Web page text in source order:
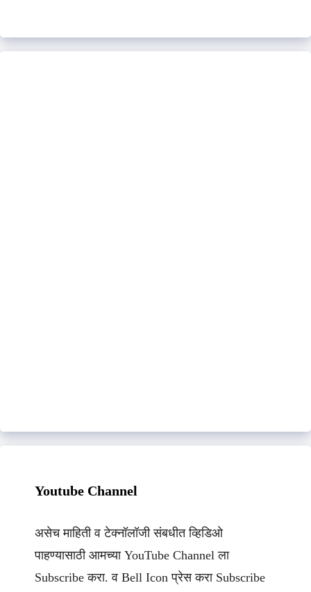
Youtube Channel
असेच माहिती व टेक्नॉलॉजी संबधीत व्हिडिओ
पाहण्यासाठी आमच्या YouTube Channel ला
Subscribe करा. व Bell Icon प्रेस करा Subscribe